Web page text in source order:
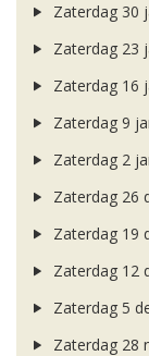
Zaterdag 30
Zaterdag 23
Zaterdag 16
Zaterdag 9
Zaterdag 2
Zaterdag 26
Zaterdag 19
Zaterdag 12
Zaterdag 5
Zaterdag 28